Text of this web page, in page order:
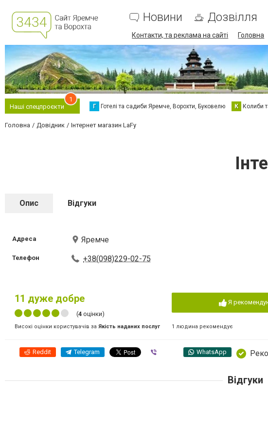
Новини Дозвілля
Контакти, та реклама на сайті Головна
Наші спецпроєкти
1
Г Готелі та садиби Яремче, Ворохти, Буковелю К Колиби
Головна Довідник Інтернет магазин LaFy
Опис Відгуки
Адреса Яремче
Телефон +38(098)229-02-75
11 дуже добре
(4 оцінки)
Високі оцінки користувачів за Якість наданих послуг
Я
1 людина рекомендує
Reddit Telegram WhatsApp
Відгуки